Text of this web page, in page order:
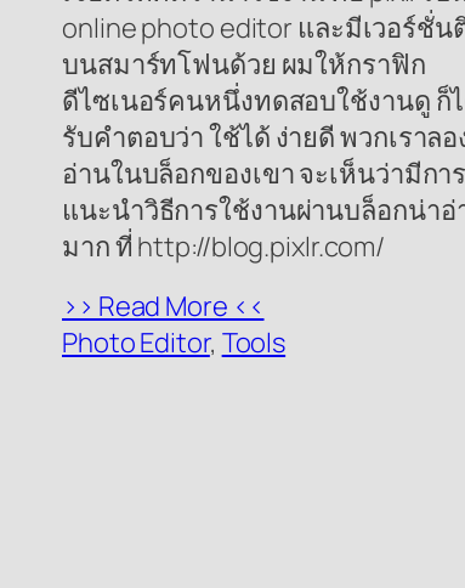
online photo editor และมีเวอร์ชั่น
บนสมาร์ทโฟนด้วย ผมให้กราฟิก
ดีไซเนอร์คนหนึ่งทดสอบใช้งานดู ก็
รับคำตอบว่า ใช้ได้ ง่ายดี พวกเราลอ
อ่านในบล็อกของเขา จะเห็นว่ามีการ
แนะนำวิธีการใช้งานผ่านบล็อกน่าอ่
มาก ที่ http://blog.pixlr.com/
>> Read More <<
Photo Editor, Tools